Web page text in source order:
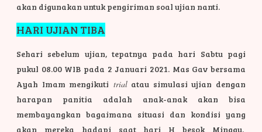
akan digunakan untuk pengiriman soal ujian nanti.
HARI UJIAN TIBA
Sehari sebelum ujian, tepatnya pada hari Sabtu pagi
pukul 08.00 WIB pada 2 Januari 2021. Mas Gav bersama
Ayah Imam mengikuti trialatau simulasi ujian dengan
harapan panitia adalah anak-anak akan bisa
membayangkan bagaimana situasi dan kondisi yang
akan mereka hadapi saat hari H besok Minggu.